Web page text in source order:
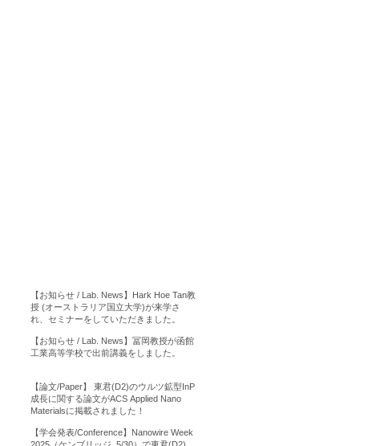
【お知らせ / Lab. News】Hark Hoe Tan教
授 (オーストラリア国立大学)が来学さ
れ、セミナーをしていただきました。
【お知らせ / Lab. News】冨岡教授が函館
工業高等学校で出前講義をしました。
【論文/Paper】 東君(D2)のウルツ鉱型InP
成長に関する論文がACS Applied Nano
Materialsに掲載されました！
【学会発表/Conference】Nanowire Week